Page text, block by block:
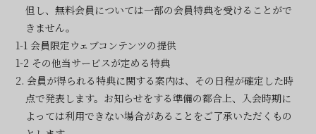
但し、無料会員については一部の会員特典を受けることがで
きません。
1-1 会員限定ウェブコンテンツの提供
1-2 その他当サービスが定める特典
2. 会員が得られる特典に関する案内は、その日程が確定した時
点で発表します。お知らせをする準備の都合上、入会時期に
よっては利用できない場合があることをご了承いただくもの